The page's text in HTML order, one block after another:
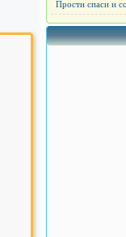
Прости спаси и